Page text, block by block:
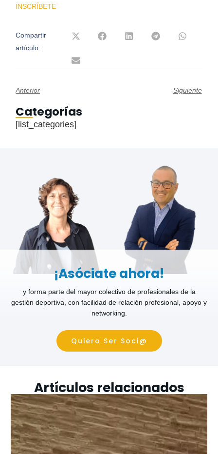
INSCRÍBETE
Compartir
artículo:
Anterior Siguiente
Categorías
[list_categories]
¡Asóciate ahora!
y forma parte del mayor colectivo de profesionales de la
gestión deportiva, con facilidad de relación profesional, apoyo y
networking.
Quiero Ser Soci@
Artículos relacionados